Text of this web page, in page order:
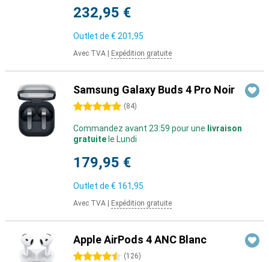
232,95 €
Outlet de € 201,95
Avec TVA Expédition gratuite
Samsung Galaxy Buds 4 Pro Noir
5 étoiles (84)
Commandez avant 23:59 pour une livraison
gratuite le Lundi
179,95 €
Outlet de € 161,95
Avec TVA Expédition gratuite
Apple AirPods 4 ANC Blanc
4.5 étoiles (126)